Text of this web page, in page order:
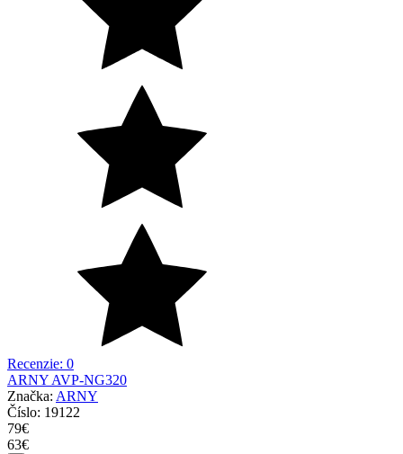
Recenzie: 0
ARNY AVP-NG320
Značka: ARNY
Číslo: 19122
79€
63€